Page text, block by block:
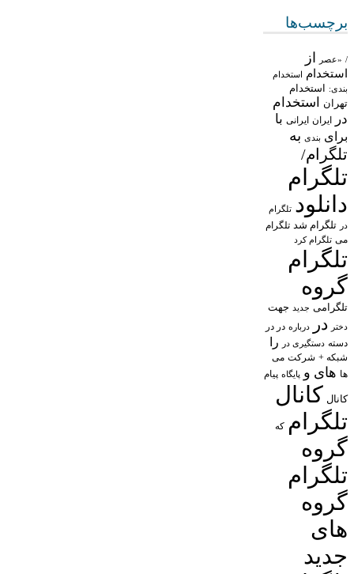
برچسب‌ها
/ «عصر از
استخدام استخدام
بندی: استخدام
تهران
استخدام
در
ایران ایرانی با
برای بندی به
تلگرام/
تلگرام
دانلود تلگرام
در تلگرام شد تلگرام
می تلگرام کرد
تلگرام
گروه
تلگرامی جدید جهت
دختر در درباره در در
دسته دستگیری در را
شبکه + شرکت می
ها های و پایگاه پیام
کانال کانال
تلگرام که
گروه
تلگرام
گروه
های
جدید